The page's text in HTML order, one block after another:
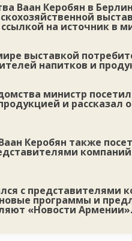
Ваан Керобян в
на источник в
выставкой
напитков и
министр
и рассказал
Керобян также
компаний
с представителями
программы и
«Новости Армении».